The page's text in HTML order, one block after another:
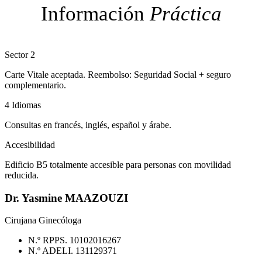
Información Práctica
Sector 2
Carte Vitale aceptada. Reembolso: Seguridad Social + seguro
complementario.
4 Idiomas
Consultas en francés, inglés, español y árabe.
Accesibilidad
Edificio B5 totalmente accesible para personas con movilidad
reducida.
Dr. Yasmine MAAZOUZI
Cirujana Ginecóloga
N.º RPPS. 10102016267
N.º ADELI. 131129371